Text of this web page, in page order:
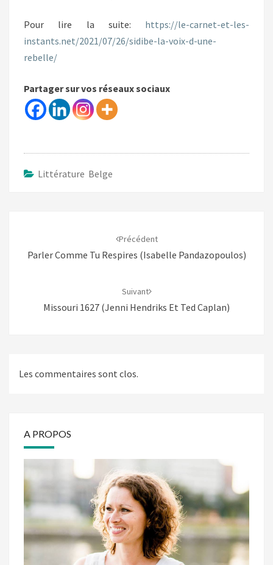
Pour lire la suite: https://le-carnet-et-les-
instants.net/2021/07/26/sidibe-la-voix-d-une-
rebelle/
Partager sur vos réseaux sociaux
Littérature Belge
Précédent
Parler Comme Tu Respires (Isabelle Pandazopoulos)
Suivant
Missouri 1627 (Jenni Hendriks Et Ted Caplan)
Les commentaires sont clos.
A PROPOS